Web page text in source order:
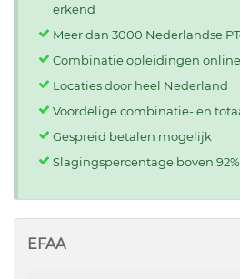
erkend
Meer dan 3000 Nederlandse
Combinatie opleidingen
Locaties door heel Nederland
Voordelige combinatie- en
Gespreid betalen mogelijk
Slagingspercentage boven 92%
EFAA